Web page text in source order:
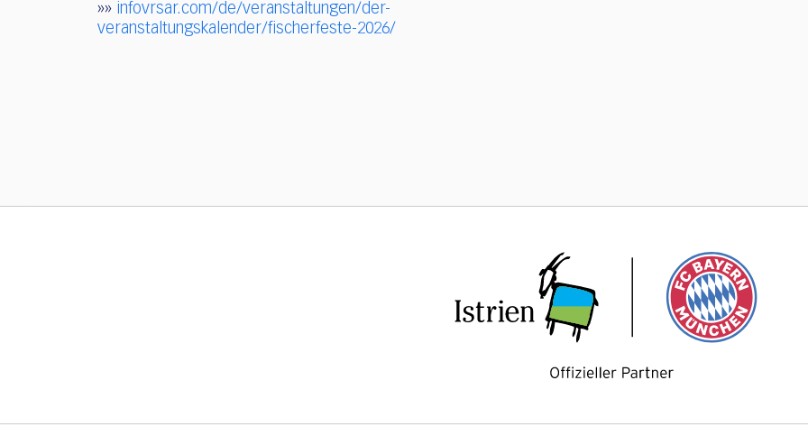
»» infovrsar.com/de/veranstaltungen/der-
veranstaltungskalender/fischerfeste-2026/